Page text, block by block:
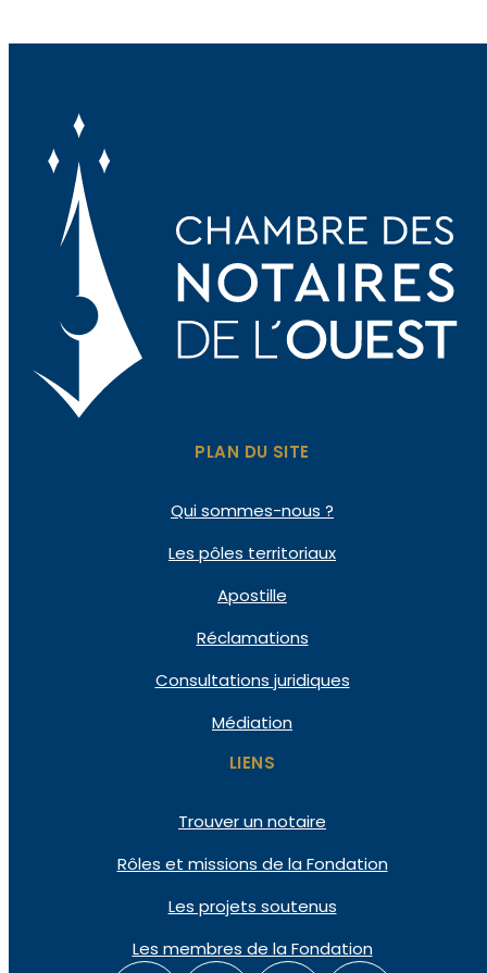
PLAN DU SITE
Quisommes-nous ?
Les pôles territoriaux
Apostille
Réclamations
Consultations juridiques
Médiation
LIENS
Trouver un notaire
Rôles et missions de la Fondation
Les projets soutenus
Les membres de la Fondation